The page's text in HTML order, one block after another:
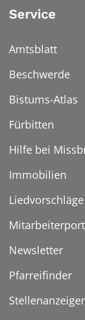
Service
Amtsblatt
Beschwerde
Bistums-Atlas
Fürbitten
Hilfe bei
Immobilien
Liedvorschläge
Newsletter
Pfarreifinder